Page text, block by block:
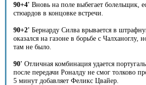
90+4' Вновь на поле выбегает болельщик,
стюардов в концовке встречи.
90+2' Бернарду Силва врывается в
оказался на газоне в борьбе с Чалханоглу,
там не было.
90' Отличная комбинация удается
после передачи Роналду не смог толково
5 минут добавляет Феликс Цвайер.